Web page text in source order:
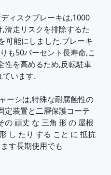
ィスクブレーキは,1000
滑走リスクを排除するた
可能にしました.ブレーキ
も50パーセント長寿命,こ
性を高めるため,反転駐車
ています.
ーシは,特殊な耐腐蝕性の
定装置と二層保護コーテ
の 頑丈 な 三角 形 の 屋根
し たり する こと に 抵抗
す長期使用でも